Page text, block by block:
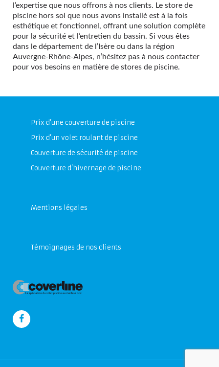
l’expertise que nous offrons à nos clients. Le store de
piscine hors sol que nous avons installé est à la fois
esthétique et fonctionnel, offrant une solution complète
pour la sécurité et l’entretien du bassin. Si vous êtes
dans le département de l’Isère ou dans la région
Auvergne-Rhône-Alpes, n’hésitez pas à nous contacter
pour vos besoins en matière de stores de piscine.
Prix d’une couverture de piscine
Prix d’un volet roulant de piscine
Couverture de sécurité de piscine
Couverture d’hivernage de piscine
Mentions légales
Témoignages de nos clients